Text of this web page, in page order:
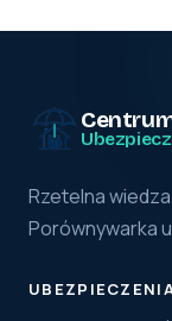
Rzetelna
Porównywarka